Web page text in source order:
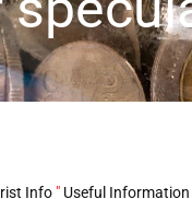
Info " Useful Information